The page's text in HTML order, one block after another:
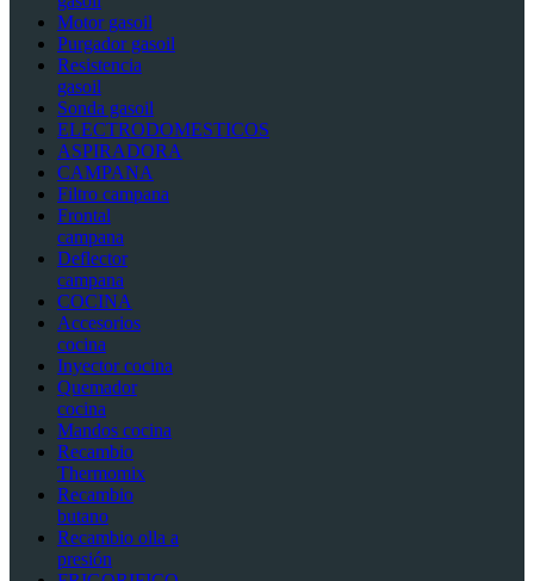
Motor gasoil
Purgador gasoil
Resistencia
gasoil
Sonda gasoil
ELECTRODOMESTICOS
ASPIRADORA
CAMPANA
Filtro campana
Frontal
campana
Deflector
campana
COCINA
Accesorios
cocina
Inyector cocina
Quemador
cocina
Mandos cocina
Recambio
Thermomix
Recambio
butano
Recambio olla a
presión